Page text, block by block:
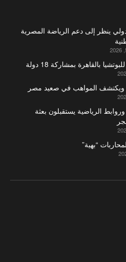
ينظر إلى دعم الرياضة المصرية
بالقاهرة بمشاركة 18 دولة
ويكتشف المواهب في صعيد مصر
الرياضية يستقبلون بعثة
“بهية”